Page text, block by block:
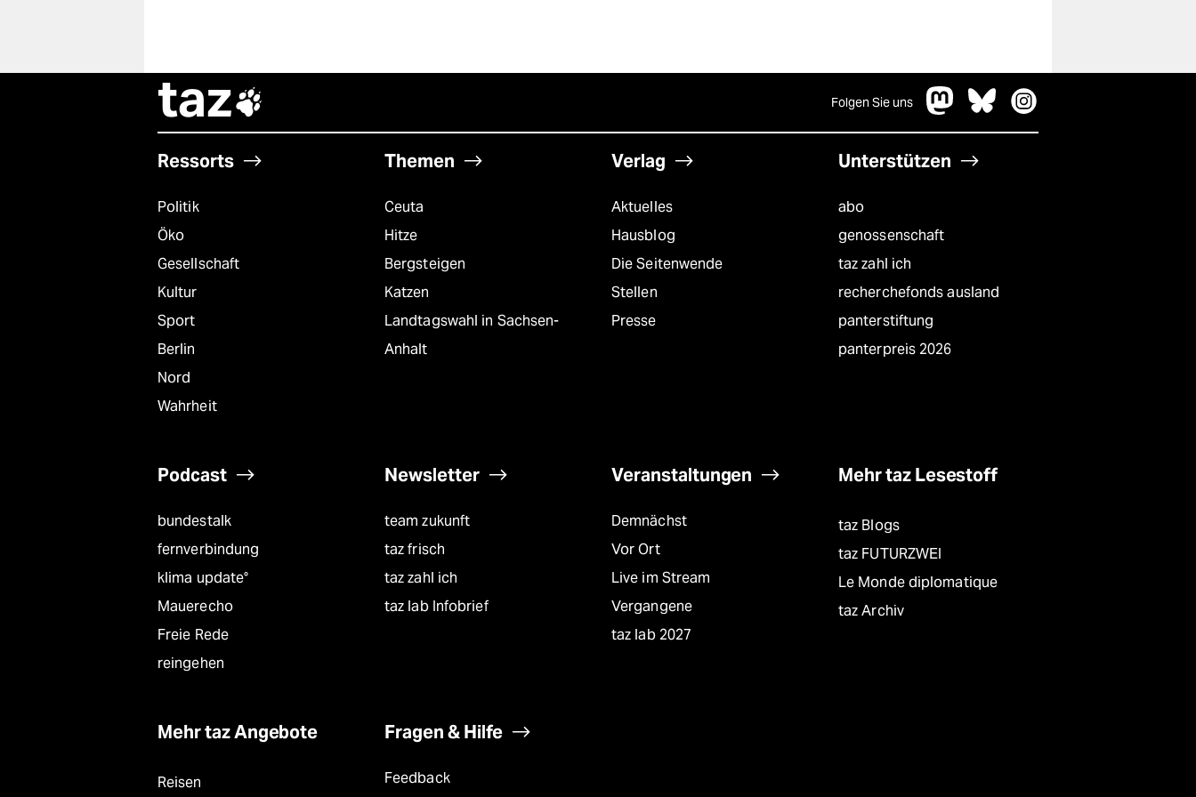
taz Folgen Sie uns
Ressorts
Politik
Öko
Gesellschaft
Kultur
Sport
Berlin
Nord
Wahrheit
Themen
Ceuta
Hitze
Bergsteigen
Katzen
Landtagswahl in Sachsen-
Anhalt
Verlag
Aktuelles
Hausblog
Die Seitenwende
Stellen
Presse
Unterstützen
abo
genossenschaft
taz zahl ich
recherchefonds ausland
panterstiftung
panterpreis 2026
Podcast
bundestalk
fernverbindung
klima update°
Mauerecho
Freie Rede
reingehen
Newsletter
team zukunft
taz frisch
taz zahl ich
taz lab Infobrief
Veranstaltungen
Demnächst
Vor Ort
Live im Stream
Vergangene
taz lab 2027
Mehr taz Lesestoff
taz Blogs
taz FUTURZWEI
Le Monde diplomatique
taz Archiv
Mehr taz Angebote
Reisen
Fragen & Hilfe
Feedback